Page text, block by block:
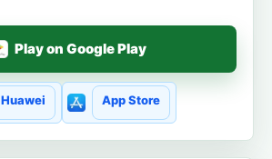
Play on Google Play
Huawei App Store